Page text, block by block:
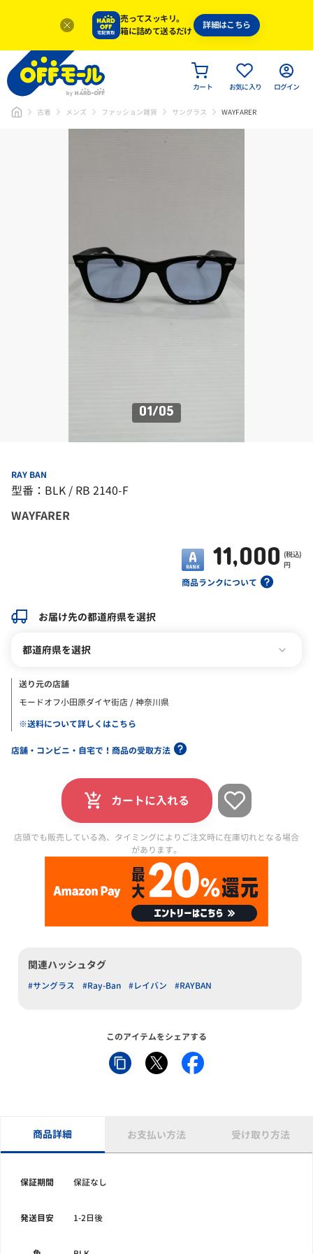
売ってスッキリ。
箱に詰めて送るだけ
詳細はこちら
カート お気に入り ログイン
古着 メンズ ファッション雑貨 サングラス WAYFARER
01/05
RAY BAN
型番：BLK / RB 2140-F
WAYFARER
商品ランクについて
11,000 (税込)
円
お届け先の都道府県を選択
都道府県を選択
送り元の店舗
モードオフ小田原ダイヤ街店 / 神奈川県
※送料について詳しくはこちら
店舗・コンビニ・自宅で！商品の受取方法
カートに入れる
店頭でも販売している為、タイミングによりご注文時に在庫切れとなる場合
があります。
関連ハッシュタグ
#サングラス #Ray-Ban #レイバン #RAYBAN
このアイテムをシェアする
商品詳細 お支払い方法 受け取り方法
保証期間 保証なし
発送目安 1-2日後